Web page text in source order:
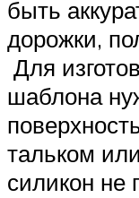
быть
дорожки,
Для
шаблона
тальком
силикон не